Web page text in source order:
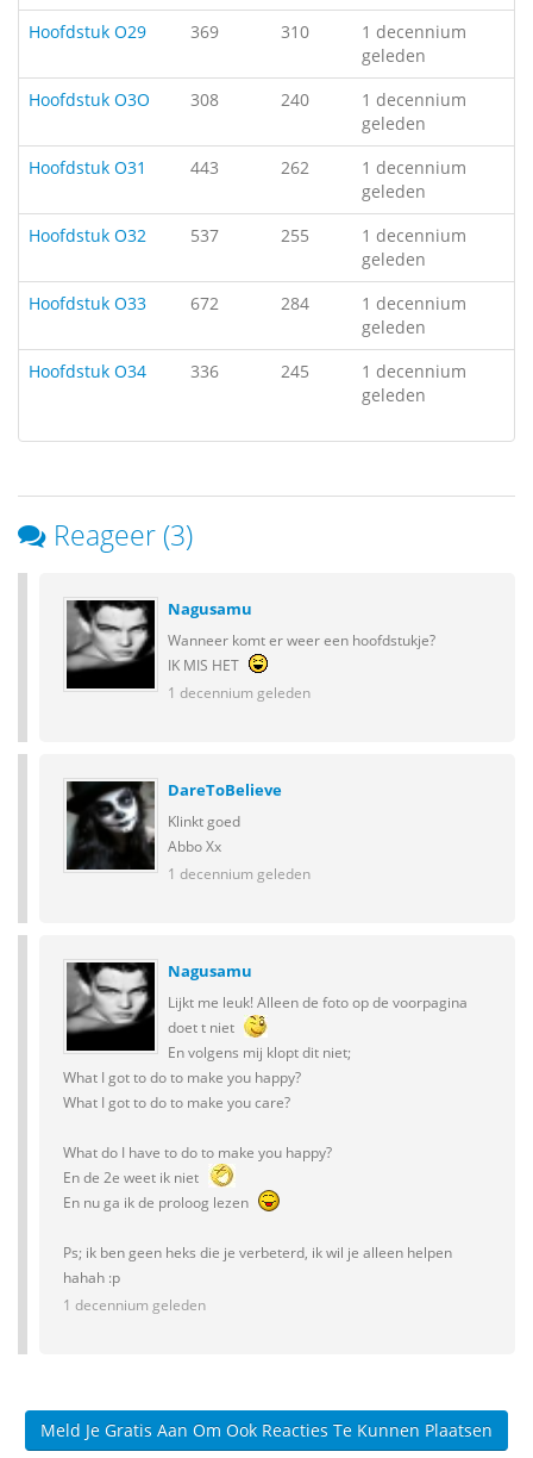
Hoofdstuk O29
369 310
1 decennium
geleden
Hoofdstuk O3O
308 240
1 decennium
geleden
Hoofdstuk O31
443 262
1 decennium
geleden
Hoofdstuk O32
537 255
1 decennium
geleden
Hoofdstuk O33
672 284
1 decennium
geleden
Hoofdstuk O34
336 245
1 decennium
geleden
Reageer (3)
Nagusamu
Wanneer komt er weer een hoofdstukje?
IK MIS HET
1 decennium geleden
DareToBelieve
Klinkt goed
Abbo Xx
1 decennium geleden
Nagusamu
Lijkt me leuk! Alleen de foto op de voorpagina
doet t niet
En volgens mij klopt dit niet;
What I got to do to make you happy?
What I got to do to make you care?
What do I have to do to make you happy?
En de 2e weet ik niet
En nu ga ik de proloog lezen
Ps; ik ben geen heks die je verbeterd, ik wil je alleen helpen
hahah :p
1 decennium geleden
Meld Je Gratis Aan Om Ook Reacties Te Kunnen Plaatsen